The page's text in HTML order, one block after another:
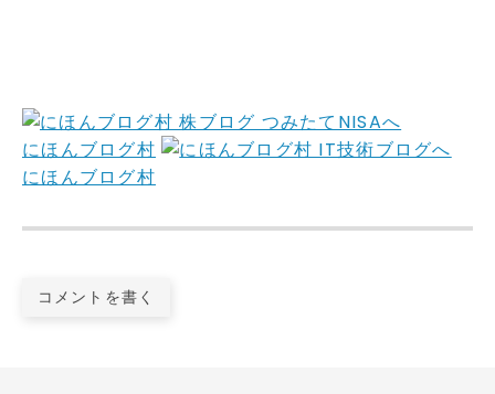
にほんブログ村
にほんブログ村
コメントを書く